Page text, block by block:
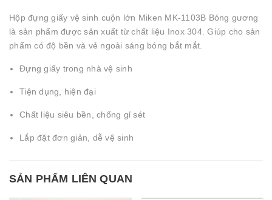
Hộp đựng giấy vệ sinh cuộn lớn Miken MK-1103B Bóng gương
là sản phẩm được sản xuất từ chất liệu Inox 304. Giúp cho sản
phẩm có độ bền và vẻ ngoài sáng bóng bắt mắt.
Đựng giấy trong nhà vệ sinh
Tiện dụng, hiện đại
Chất liệu siêu bền, chống gỉ sét
Lắp đặt đơn giản, dễ vệ sinh
SẢN PHẨM LIÊN QUAN